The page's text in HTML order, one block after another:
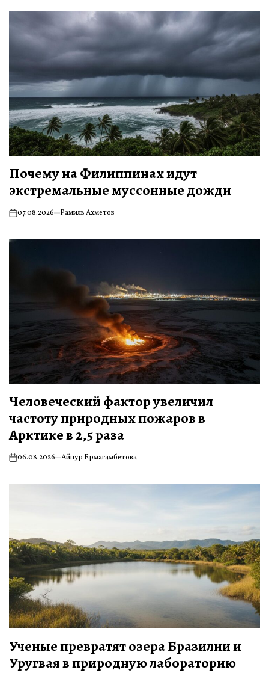
Почему на Филиппинах идут
экстремальные муссонные дожди
on07.08.2026 Рамиль Ахметов
Человеческий фактор увеличил
частоту природных пожаров в
Арктике в 2,5 раза
on06.08.2026 Айнур Ермагамбетова
Ученые превратят озера Бразилии и
Уругвая в природную лабораторию